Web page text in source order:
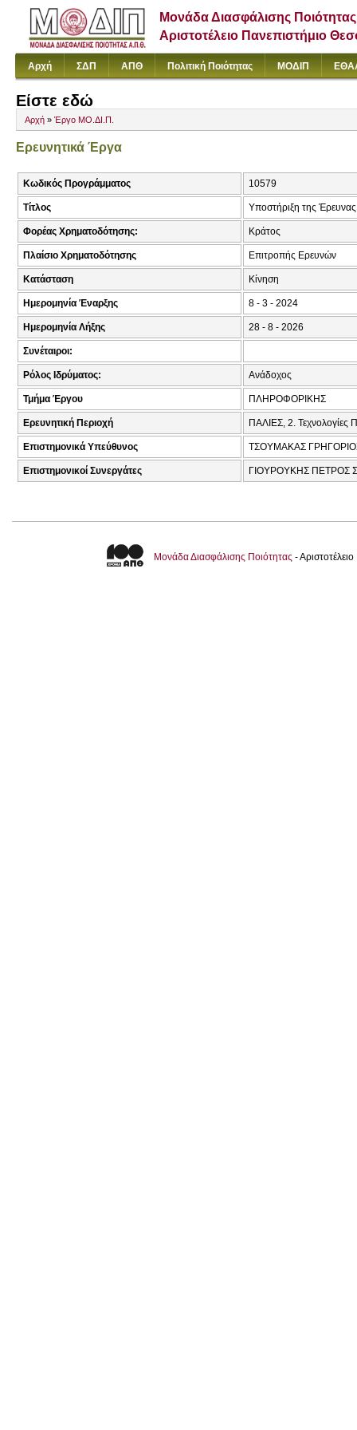
Μονάδα Διασφάλισης Ποιότητας
Αριστοτέλειο Πανεπιστήμιο
Αρχή ΣΔΠ ΑΠΘ Πολιτική Ποιότητας ΜΟΔΙΠ
Είστε εδώ
Αρχή » Έργο ΜΟ.ΔΙ.Π.
Ερευνητικά Έργα
Κωδικός Προγράμματος 10579
Τίτλος Υποστήριξη της
Φορέας Χρηματοδότησης: Κράτος
Πλαίσιο Χρηματοδότησης Επιτροπής Ερευνών
Κατάσταση Κίνηση
Ημερομηνία Έναρξης 8 - 3 - 2024
Ημερομηνία Λήξης 28 - 8 - 2026
Συνέταιροι:
Ρόλος Ιδρύματος: Ανάδοχος
Τμήμα Έργου ΠΛΗΡΟΦΟΡΙΚΗΣ
Ερευνητική Περιοχή ΠΑΛΙΕΣ, 2. Τεχνολογίες
Επιστημονικά Υπεύθυνος ΤΣΟΥΜΑΚΑΣ
Επιστημονικοί Συνεργάτες ΓΙΟΥΡΟΥΚΗΣ ΠΕΤΡΟΣ
Μονάδα Διασφάλισης Ποιότητας -